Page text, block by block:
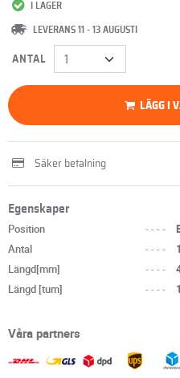
I LAGER
LEVERANS 11 - 13 AUGUSTI
ANTAL
LÄGG I
Säker betalning
Egenskaper
Position ----
Antal
----
1
Längd[mm]
----
Längd [tum]
----
Våra partners